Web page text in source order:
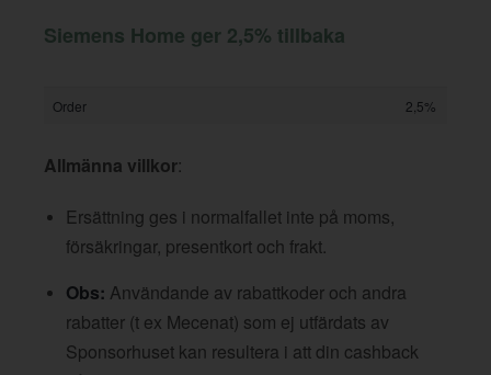
Siemens Home ger 2,5% tillbaka
Order 2,5%
Allmänna villkor:
Ersättning ges i normalfallet inte på moms,
försäkringar, presentkort och frakt.
Obs: Användande av rabattkoder och andra
rabatter (t ex Mecenat) som ej utfärdats av
Sponsorhuset kan resultera i att din cashback